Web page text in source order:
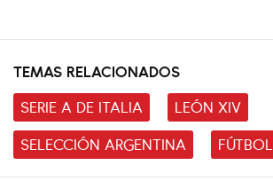
TEMAS RELACIONADOS
SERIE A DE ITALIA
LEÓN XIV
SELECCIÓN ARGENTINA
FÚTBOL